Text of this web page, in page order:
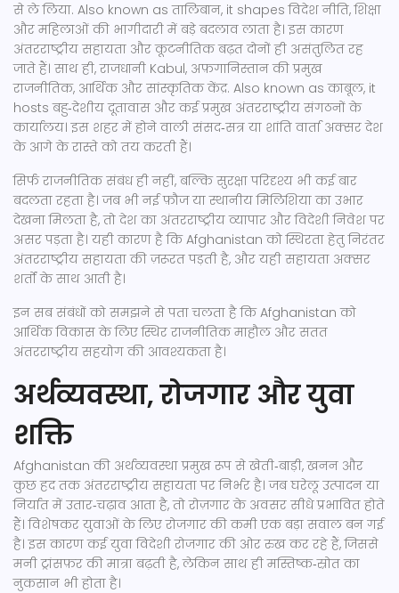
से ले लिया. Also known asतालिबान, it shapes विदेश नीति, शिक्षा
और महिलाओं की भागीदारी में बड़े बदलाव लाता है। इस कारण
अंतरराष्ट्रीय सहायता और कूटनीतिक बढ़त दोनों ही असंतुलित रह
जाते हैं। साथ ही, राजधानी Kabul, अफ़गानिस्तान की प्रमुख
राजनीतिक, आर्थिक और सांस्कृतिक केंद्र. Also known asकाबूल, it
hosts बहु‑देशीय दूतावास और कई प्रमुख अंतरराष्ट्रीय संगठनों के
कार्यालय। इस शहर में होने वाली संसद‑सत्र या शांति वार्ता अक्सर देश
के आगे के रास्ते को तय करती हैं।
सिर्फ राजनीतिक संबंध ही नहीं, बल्कि सुरक्षा परिदृश्य भी कई बार
बदलता रहता है। जब भी नई फ़ौज या स्थानीय मिलिशिया का उभार
देखना मिलता है, तो देश का अंतरराष्ट्रीय व्यापार और विदेशी निवेश पर
असर पड़ता है। यही कारण है कि Afghanistan को स्थिरता हेतु निरंतर
अंतरराष्ट्रीय सहायता की ज़रूरत पड़ती है, और यही सहायता अक्सर
शर्तों के साथ आती है।
इन सब संबंधों को समझने से पता चलता है कि Afghanistan को
आर्थिक विकास के लिए स्थिर राजनीतिक माहौल और सतत
अंतरराष्ट्रीय सहयोग की आवश्यकता है।
अर्थव्यवस्था, रोजगार और युवा
शक्ति
Afghanistan की अर्थव्यवस्था प्रमुख रूप से खेती‑बाड़ी, खनन और
कुछ हद तक अंतरराष्ट्रीय सहायता पर निर्भर है। जब घरेलू उत्पादन या
निर्यात में उतार‑चढ़ाव आता है, तो रोज़गार के अवसर सीधे प्रभावित होते
हैं। विशेषकर युवाओं के लिए रोजगार की कमी एक बड़ा सवाल बन गई
है। इस कारण कई युवा विदेशी रोजगार की ओर रुख कर रहे हैं, जिससे
मनी ट्रांसफ़र की मात्रा बढ़ती है, लेकिन साथ ही मस्तिष्क‑स्रोत का
नुकसान भी होता है।